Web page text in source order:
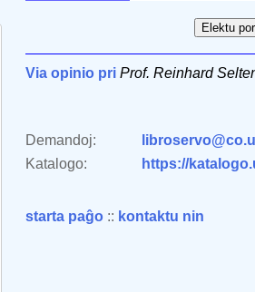
Via opinio pri Prof. Reinhard
Demandoj:
Katalogo:
https://
starta paĝo :: kontaktu nin